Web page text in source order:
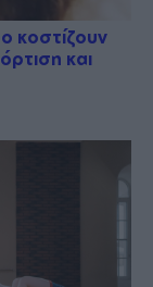
κοστίζουν
και